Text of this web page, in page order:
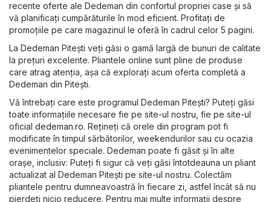
recente oferte ale Dedeman din confortul propriei case și să
vă planificați cumpărăturile în mod eficient. Profitați de
promoțiile pe care magazinul le oferă în cadrul celor 5 pagini.
La Dedeman Pitești veți găsi o gamă largă de bunuri de calitate
la prețuri excelente. Pliantele online sunt pline de produse
care atrag atenția, așa că explorați acum oferta completă a
Dedeman din Pitești.
Vă întrebați care este programul Dedeman Pitești? Puteți găsi
toate informațiile necesare fie pe site-ul nostru, fie pe site-ul
oficial dedeman.ro. Rețineți că orele din program pot fi
modificate în timpul sărbătorilor, weekendurilor sau cu ocazia
evenimentelor speciale. Dedeman poate fi găsit și în alte
orașe, inclusiv: Puteți fi sigur că veți găsi întotdeauna un pliant
actualizat al Dedeman Pitești pe site-ul nostru. Colectăm
pliantele pentru dumneavoastră în fiecare zi, astfel încât să nu
pierdeți nicio reducere. Pentru mai multe informații despre